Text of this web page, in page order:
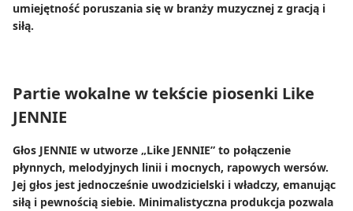
umiejętność poruszania się w branży muzycznej z gracją i
siłą.
Partie wokalne w tekście piosenki Like
JENNIE
Głos JENNIE w utworze „Like JENNIE” to połączenie
płynnych, melodyjnych linii i mocnych, rapowych wersów.
Jej głos jest jednocześnie uwodzicielski i władczy, emanując
siłą i pewnością siebie. Minimalistyczna produkcja pozwala